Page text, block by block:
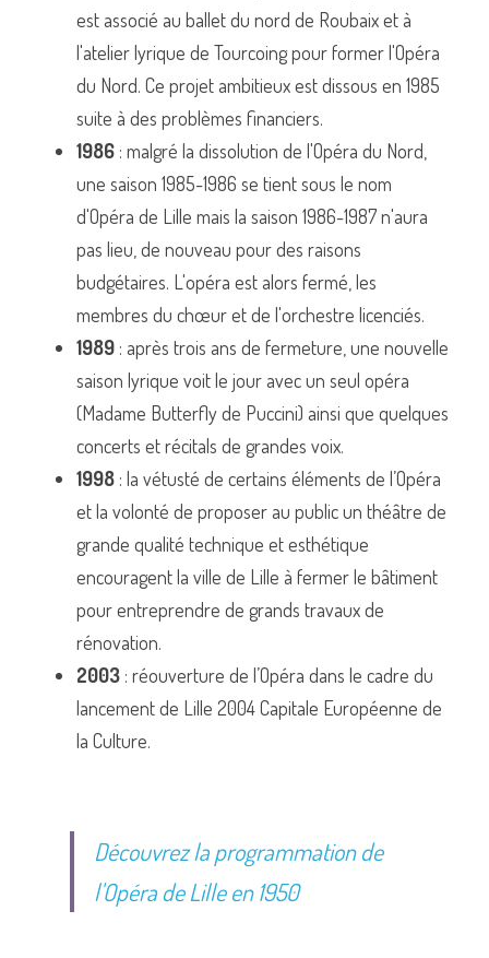
est associé au ballet du nord de Roubaix et à
l'atelier lyrique de Tourcoing pour former l'Opéra
du Nord. Ce projet ambitieux est dissous en 1985
suite à des problèmes financiers.
1986 : malgré la dissolution de l'Opéra du Nord,
une saison 1985-1986 se tient sous le nom
d'Opéra de Lille mais la saison 1986-1987 n'aura
pas lieu, de nouveau pour des raisons
budgétaires. L'opéra est alors fermé, les
membres du chœur et de l'orchestre licenciés.
1989 : après trois ans de fermeture, une nouvelle
saison lyrique voit le jour avec un seul opéra
(Madame Butterfly de Puccini) ainsi que quelques
concerts et récitals de grandes voix.
1998 : la vétusté de certains éléments de l’Opéra
et la volonté de proposer au public un théâtre de
grande qualité technique et esthétique
encouragent la ville de Lille à fermer le bâtiment
pour entreprendre de grands travaux de
rénovation.
2003 : réouverture de l’Opéra dans le cadre du
lancement de Lille 2004 Capitale Européenne de
la Culture.
Découvrez la programmation de
l'Opéra de Lille en 1950